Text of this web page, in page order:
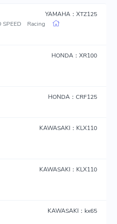
YAMAHA：XTZ125
SPEED Racing
HONDA：XR100
HONDA：CRF125
KAWASAKI：KLX110
KAWASAKI：KLX110
KAWASAKI：kx65